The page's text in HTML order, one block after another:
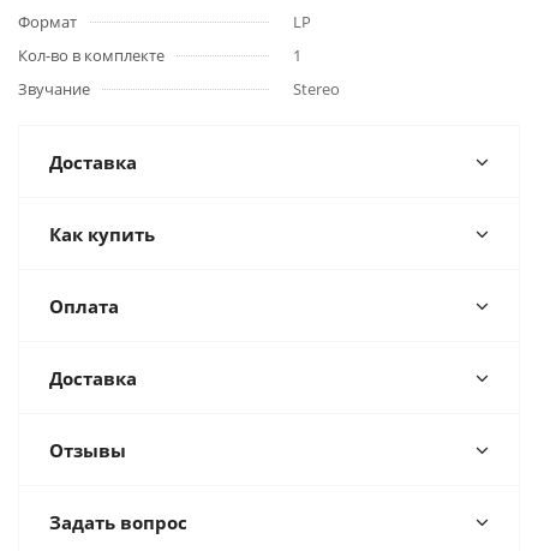
Формат
LP
Кол-во в комплекте
1
Звучание
Stereo
Доставка
Как купить
Оплата
Доставка
Отзывы
Задать вопрос